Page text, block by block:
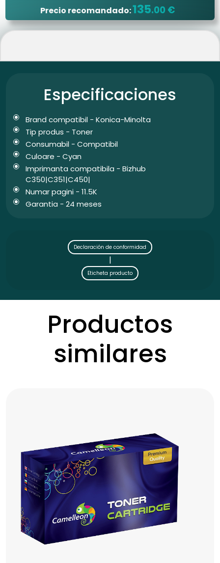
Precio recomandado:135.00 €
Especificaciones
Brand compatibil - Konica-Minolta
Tip produs - Toner
Consumabil - Compatibil
Culoare - Cyan
Imprimanta compatibila - Bizhub
C350|C351|C450|
Numar pagini - 11.5K
Garantia - 24 meses
Declaración de conformidad
|
Eticheta producto
Productos
similares